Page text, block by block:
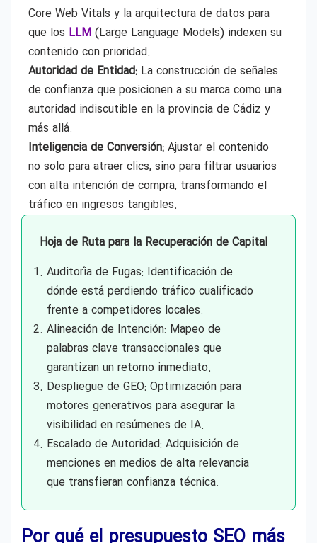
Core Web Vitals y la arquitectura de datos para
que los LLM (Large Language Models) indexen su
contenido con prioridad.
Autoridad de Entidad: La construcción de señales
de confianza que posicionen a su marca como una
autoridad indiscutible en la provincia de Cádiz y
más allá.
Inteligencia de Conversión: Ajustar el contenido
no solo para atraer clics, sino para filtrar usuarios
con alta intención de compra, transformando el
tráfico en ingresos tangibles.
Hoja de Ruta para la Recuperación de Capital
Auditoría de Fugas: Identificación de
dónde está perdiendo tráfico cualificado
frente a competidores locales.
Alineación de Intención: Mapeo de
palabras clave transaccionales que
garantizan un retorno inmediato.
Despliegue de GEO: Optimización para
motores generativos para asegurar la
visibilidad en resúmenes de IA.
Escalado de Autoridad: Adquisición de
menciones en medios de alta relevancia
que transfieran confianza técnica.